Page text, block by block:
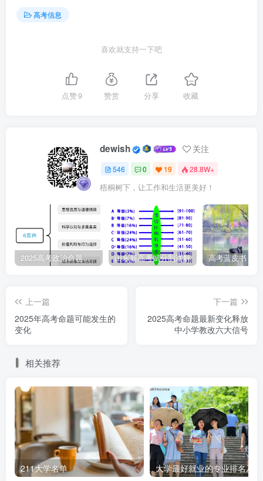
习、文化和情感的共同体。
实程度各异的教学情境。在学生知识学习的初级阶段，
可以适当简化情境，避免过多复杂因素的干扰；而在学
二、聚焦能力提升，培育关键素养
2025 年的高考命题，不再仅仅局限于关注学生的知识储
命题将全面考查学生在信息获取与加工、逻辑推理与论证、
科学探究与思维建模、批判性思维与辩证思维、语言组织与
表达等多个方面的能力，这些能力的考查将贯穿于各个学科
的命题之中。
信息获取与加工能力：高考命题会通过文字、图
形、表格等多种形式呈现试题，增加试题信息的广度和
容量，以此考查学生从形式多样、内容丰富的材料中筛
提（条件或假设）、证据（数据、文献、史料、理论观
点等）、逻辑关系（归纳、演绎、因果、类比等）和结
论（观点或主张）等要素。学生可以通过系统学习和规
范训练，掌握演绎法、归纳法、类比法、因果推理等规
范的逻辑形式及论证方法，同时识别常见的逻辑谬误，
高考信息
喜欢就支持一下吧
点赞9 赞赏 分享 收藏
dewish 关注
546 0 19 28.8W+
梧桐树下，让工作和生活更美好！
2025高考政治命题纲要解读 山东新高考赋分制详解
上一篇
2025年高考命题可能发生的
变化
下一篇
2025高考命题最新变化释放
中小学教改六大信号
相关推荐
211大学名单